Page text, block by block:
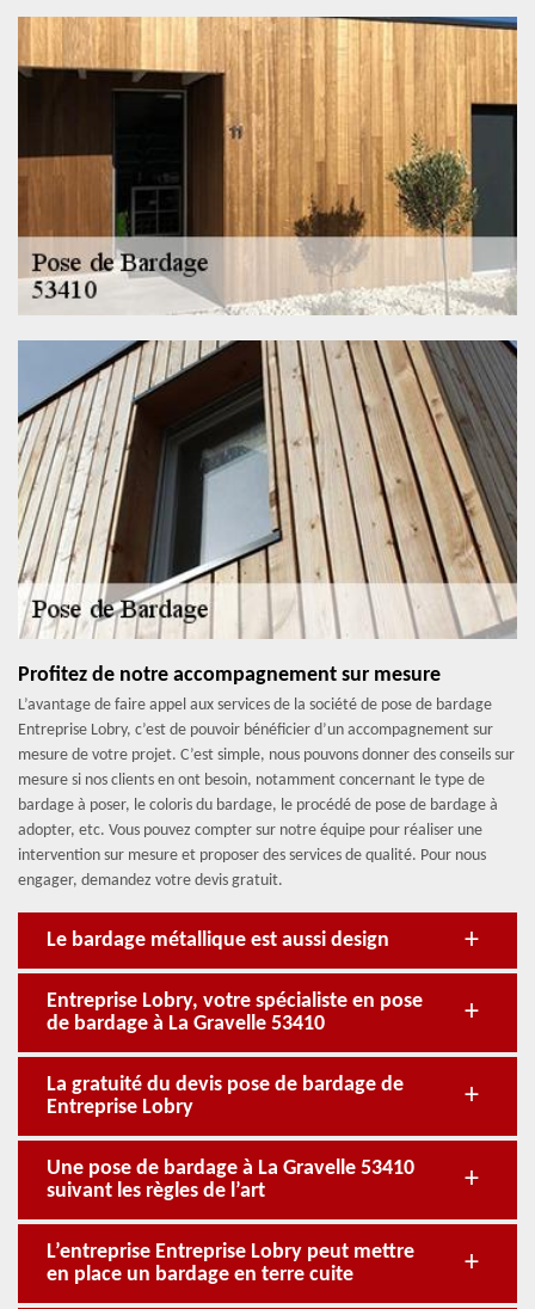
Profitez de notre accompagnement sur mesure
L’avantage de faire appel aux services de la société de pose de bardage
Entreprise Lobry, c’est de pouvoir bénéficier d’un accompagnement sur
mesure de votre projet. C’est simple, nous pouvons donner des conseils sur
mesure si nos clients en ont besoin, notamment concernant le type de
bardage à poser, le coloris du bardage, le procédé de pose de bardage à
adopter, etc. Vous pouvez compter sur notre équipe pour réaliser une
intervention sur mesure et proposer des services de qualité. Pour nous
engager, demandez votre devis gratuit.
Le bardage métallique est aussi design
Entreprise Lobry, votre spécialiste en pose
de bardage à La Gravelle 53410
La gratuité du devis pose de bardage de
Entreprise Lobry
Une pose de bardage à La Gravelle 53410
suivant les règles de l’art
L’entreprise Entreprise Lobry peut mettre
en place un bardage en terre cuite